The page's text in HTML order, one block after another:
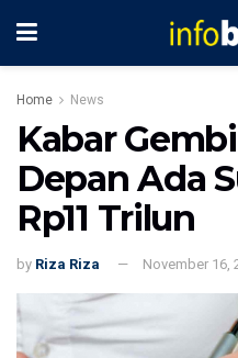
Home News
Kabar
Depan Ada
Rp11 Trilun
by Riza Riza November 16,